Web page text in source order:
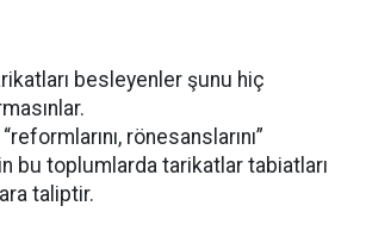
besleyenler şunu hiç
rönesanslarını”
bu toplumlarda tarikatlar tabiatları
taliptir.